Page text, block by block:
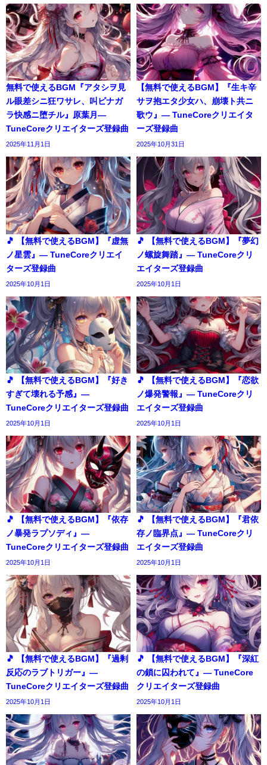
無料で使えるBGM『アタシヲ見
ル眼差シニ狂ワサレ、叫ビナガ
ラ快感ニ堕チル』原葉月―
TuneCoreクリエイターズ登録曲
2025年11月1日
【無料で使えるBGM】『生キ辛
サヲ抱エタ少女ハ、崩壊ト共ニ
歌ウ』― TuneCoreクリエイタ
ーズ登録曲
2025年10月31日
🎵 【無料で使えるBGM】『虚無
ノ星雲』― TuneCoreクリエイ
ターズ登録曲
2025年10月1日
🎵 【無料で使えるBGM】『夢幻
ノ螺旋舞踏』― TuneCoreクリ
エイターズ登録曲
2025年10月1日
🎵 【無料で使えるBGM】『好き
すぎて壊れる予感』―
TuneCoreクリエイターズ登録曲
2025年10月1日
🎵 【無料で使えるBGM】『恋欲
ノ爆発警報』― TuneCoreクリ
エイターズ登録曲
2025年10月1日
🎵 【無料で使えるBGM】『依存
ノ暴発ラプソディ』―
TuneCoreクリエイターズ登録曲
2025年10月1日
🎵 【無料で使えるBGM】『君依
存ノ臨界点』― TuneCoreクリ
エイターズ登録曲
2025年10月1日
🎵 【無料で使えるBGM】『過剰
反応のラブトリガー』―
TuneCoreクリエイターズ登録曲
2025年10月1日
🎵 【無料で使えるBGM】『深紅
の鎖に囚われて』― TuneCore
クリエイターズ登録曲
2025年10月1日